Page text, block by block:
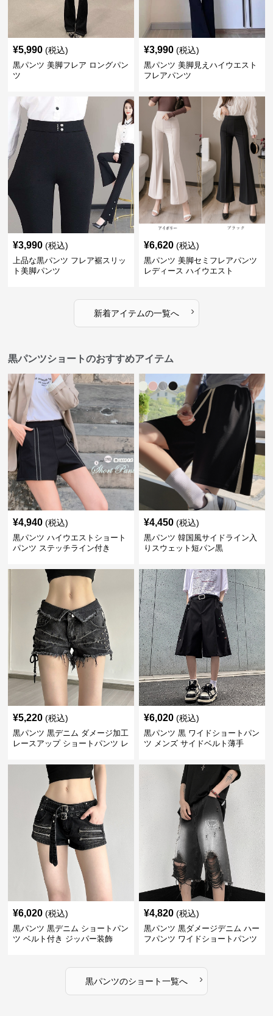
¥5,990 (税込)
黒パンツ 美脚フレア ロングパン
ツ
¥3,990 (税込)
黒パンツ 美脚見えハイウエスト
フレアパンツ
¥3,990 (税込)
上品な黒パンツ フレア裾スリッ
ト美脚パンツ
¥6,620 (税込)
黒パンツ 美脚セミフレアパンツ
レディース ハイウエスト
新着アイテムの一覧へ ›
黒パンツショートのおすすめアイテム
¥4,940 (税込)
黒パンツ ハイウエストショート
パンツ ステッチライン付き
¥4,450 (税込)
黒パンツ 韓国風サイドライン入
りスウェット短パン黒
¥5,220 (税込)
黒パンツ 黒デニム ダメージ加工
レースアップ ショートパンツ レ
¥6,020 (税込)
黒パンツ 黒 ワイドショートパン
ツ メンズ サイドベルト薄手
¥6,020 (税込)
黒パンツ 黒デニム ショートパン
ツ ベルト付き ジッパー装飾
¥4,820 (税込)
黒パンツ 黒ダメージデニム ハー
フパンツ ワイドショートパンツ
黒パンツのショート一覧へ ›